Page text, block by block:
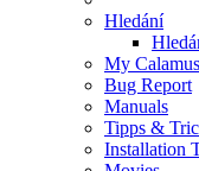
Hledání
My
Bug Report
Manuals
Tipps &
Installation